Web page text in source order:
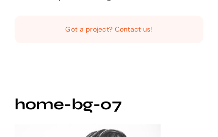
Got a project? Contact us!
home-bg-07